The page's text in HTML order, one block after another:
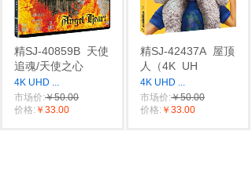
精SJ-40859B 天使
追魂/天使之心
4K UHD ...
市场价:￥50.00
价格: ￥33.00
精SJ-42437A
屋顶
人（4K UH
4K UHD ...
市场价:￥50.00
价格: ￥33.00